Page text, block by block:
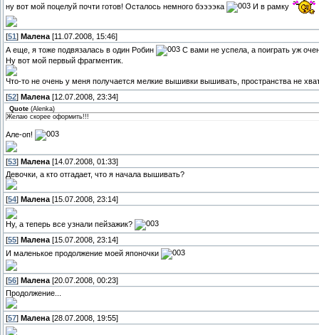
ну вот мой поцелуй почти готов! Осталось немного бээээка
И в рамку
[51 ] Малена [11.07.2008, 15:46]
А еще, я тоже подвязалась в один Робин
С вами не успела, а поиграть уж
Ну вот мой первый фрагментик.
Что-то не очень у меня получается мелкие вышивки вышивать, пространства не
[52] Малена [12.07.2008, 23:34]
Quote (Alenka)
Желаю скорее оформить!!!
Але-оп!
[53] Малена [14.07.2008, 01:33]
Девочки, а кто отгадает, что я начала вышивать?
[54] Малена [15.07.2008, 23:14]
Ну, а теперь все узнали пейзажик?
[55] Малена [15.07.2008, 23:14]
И маленькое продолжение моей японочки
[56] Малена [20.07.2008, 00:23]
Продолжение...
[57] Малена [28.07.2008, 19:55]